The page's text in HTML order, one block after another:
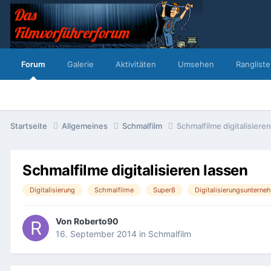
Forum Galerie Aktivitäten Umsehen Rangliste
Startseite Allgemeines Schmalfilm Schmalfilme
Schmalfilme digitalisieren lassen
Digitalisierung Schmalfilme Super8
Von Roberto90
16. September 2014 in Schmalfilm